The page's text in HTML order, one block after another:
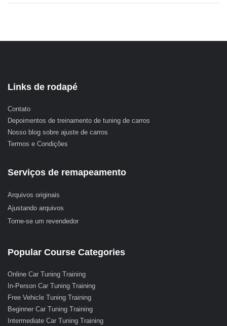
Links de rodapé
Contato
Depoimentos de treinamento de tuning de carros
Nosso blog sobre ajuste de carros
Termos e Condições
Serviços de remapeamento
Arquivos originais
Ajustando arquivos
Torne-se um revendedor
Popular Course Categories
Online Car Tuning Training
In-Person Car Tuning Training
Free Vehicle Tuning Training
Beginner Car Tuning Training
Intermediate Car Tuning Training